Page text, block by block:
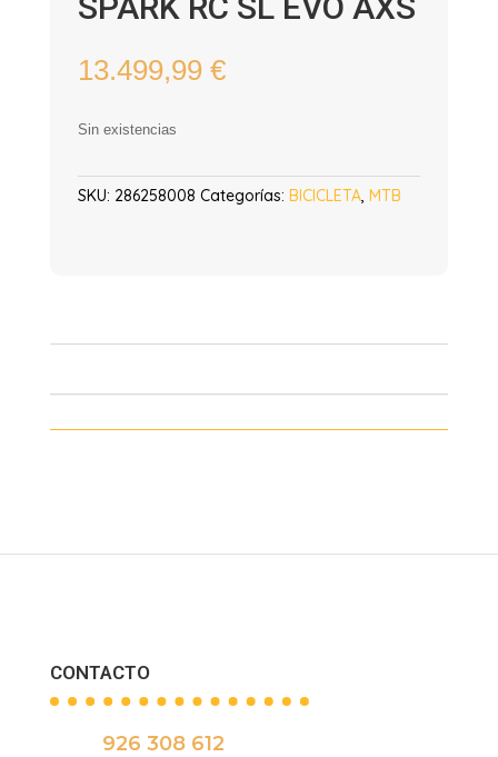
13.499,99 €
Sin existencias
SKU: 286258008 Categorías: BICICLETA, MTB
CONTACTO
926 308 612